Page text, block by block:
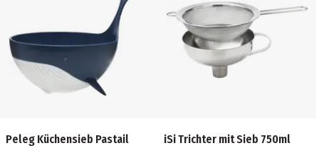
Peleg Küchensieb Pastail iSi Trichter mit Sieb 750ml